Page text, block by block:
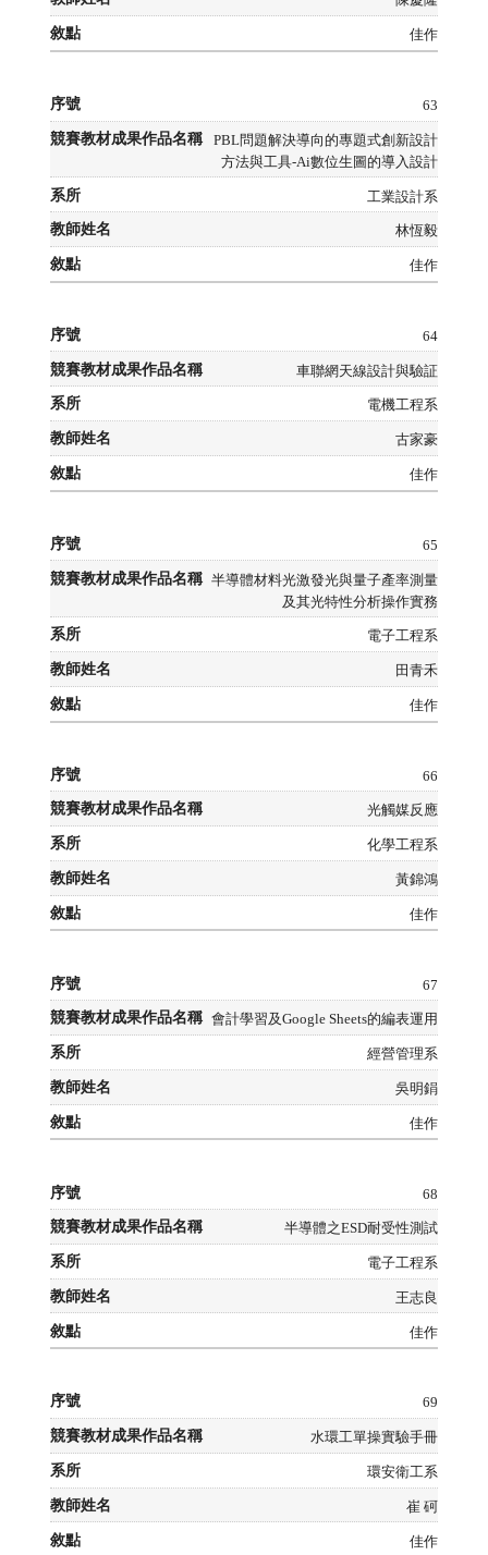
佳作
63
PBL問題解決導向的專題式創新設計
方法與工具-Ai數位生圖的導入設計
工業設計系
林恆毅
佳作
64
車聯網天線設計與驗証
電機工程系
古家豪
佳作
65
半導體材料光激發光與量子產率測量
及其光特性分析操作實務
電子工程系
田青禾
佳作
66
光觸媒反應
化學工程系
黃錦鴻
佳作
67
會計學習及Google Sheets的編表運用
經營管理系
吳明鋗
佳作
68
半導體之ESD耐受性測試
電子工程系
王志良
佳作
69
水環工單操實驗手冊
環安衛工系
崔 砢
佳作